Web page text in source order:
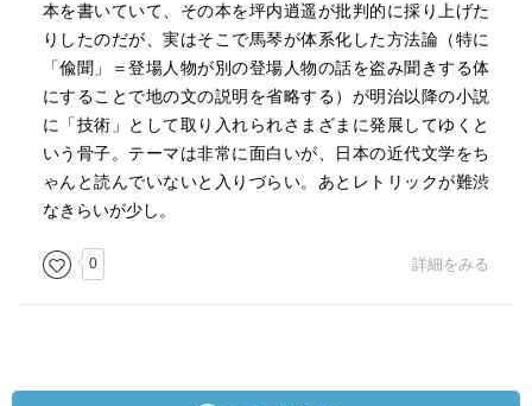
本を書いていて、その本を坪内逍遥が批判的に採り上げた
りしたのだが、実はそこで馬琴が体系化した方法論（特に
「偸聞」＝登場人物が別の登場人物の話を盗み聞きする体
にすることで地の文の説明を省略する）が明治以降の小説
に「技術」として取り入れられさまざまに発展してゆくと
いう骨子。テーマは非常に面白いが、日本の近代文学をち
ゃんと読んでいないと入りづらい。あとレトリックが難渋
なきらいが少し。
0 詳細をみる